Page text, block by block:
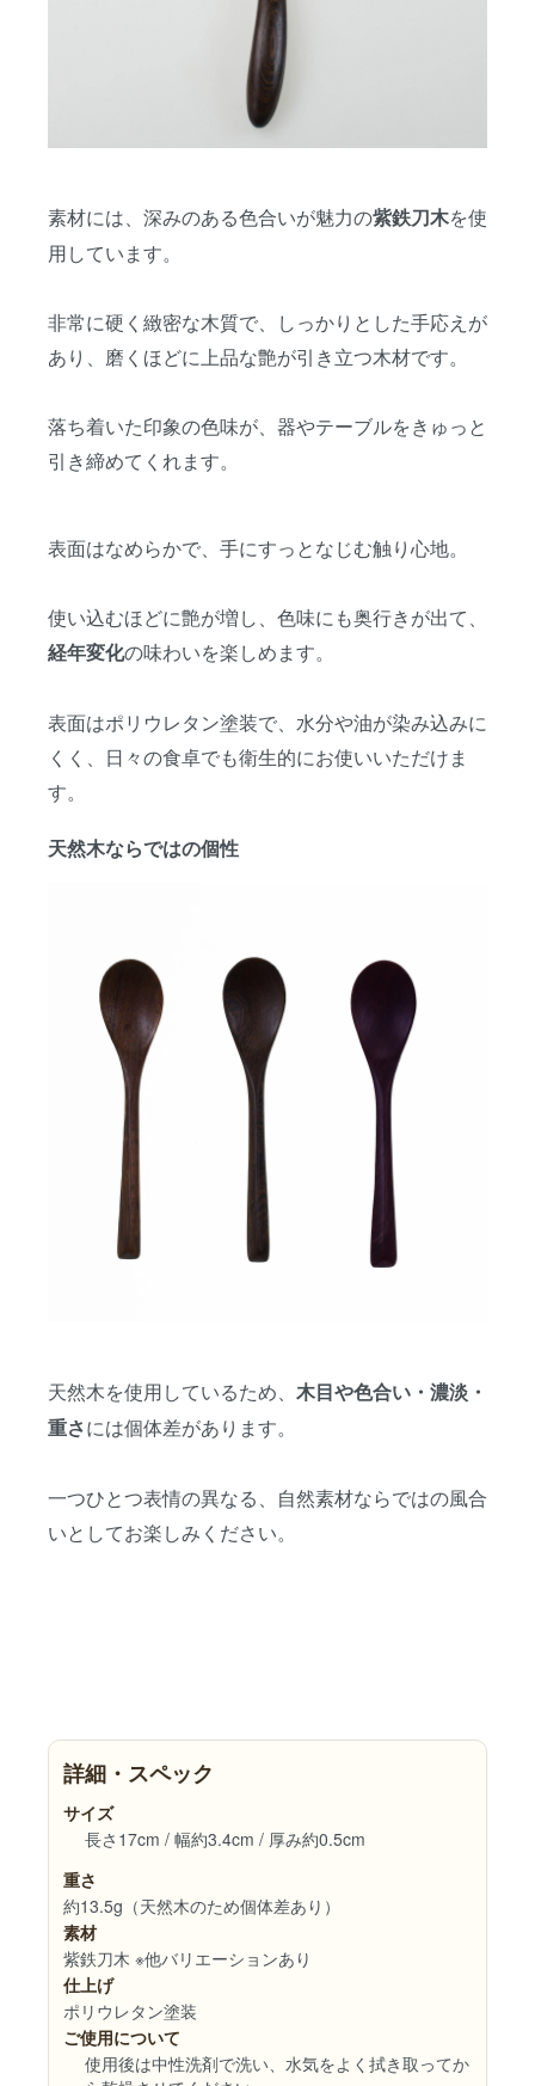
素材には、深みのある色合いが魅力の紫鉄刀木を使
用しています。
非常に硬く緻密な木質で、しっかりとした手応えが
あり、磨くほどに上品な艶が引き立つ木材です。
落ち着いた印象の色味が、器やテーブルをきゅっと
引き締めてくれます。
表面はなめらかで、手にすっとなじむ触り心地。
使い込むほどに艶が増し、色味にも奥行きが出て、
経年変化の味わいを楽しめます。
表面はポリウレタン塗装で、水分や油が染み込みに
くく、日々の食卓でも衛生的にお使いいただけま
す。
天然木ならではの個性
天然木を使用しているため、 木目や色合い・濃淡・
重さには個体差があります。
一つひとつ表情の異なる、自然素材ならではの風合
いとしてお楽しみください。
詳細・スペック
サイズ
長さ17cm / 幅約3.4cm / 厚み約0.5cm
重さ
約13.5g（天然木のため個体差あり）
素材
紫鉄刀木 ※他バリエーションあり
仕上げ
ポリウレタン塗装
ご使用について
使用後は中性洗剤で洗い、水気をよく拭き取ってか